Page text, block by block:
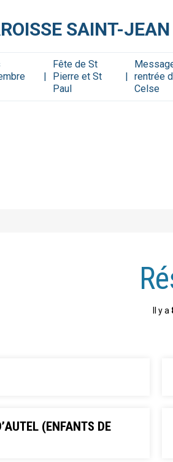
SAINT-
Fête de St
Pierre et St
Paul
rentrée
Celse
Il y a
(ENFANTS DE